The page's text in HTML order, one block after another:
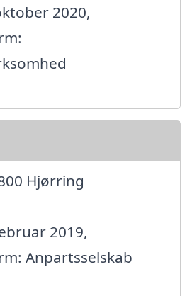
2020,
Hjørring
2019,
Anpartsselskab